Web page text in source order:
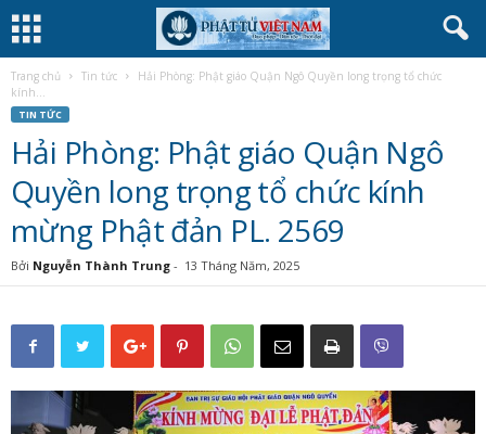
Trang chủ Tin tức
Hải Phòng: Phật giáo Quận Ngô Quyền long trọng tổ chức
kính...
TIN TỨC
Hải Phòng: Phật giáo Quận Ngô
Quyền long trọng tổ chức kính
mừng Phật đản PL. 2569
Bởi Nguyễn Thành Trung - 13 Tháng Năm, 2025